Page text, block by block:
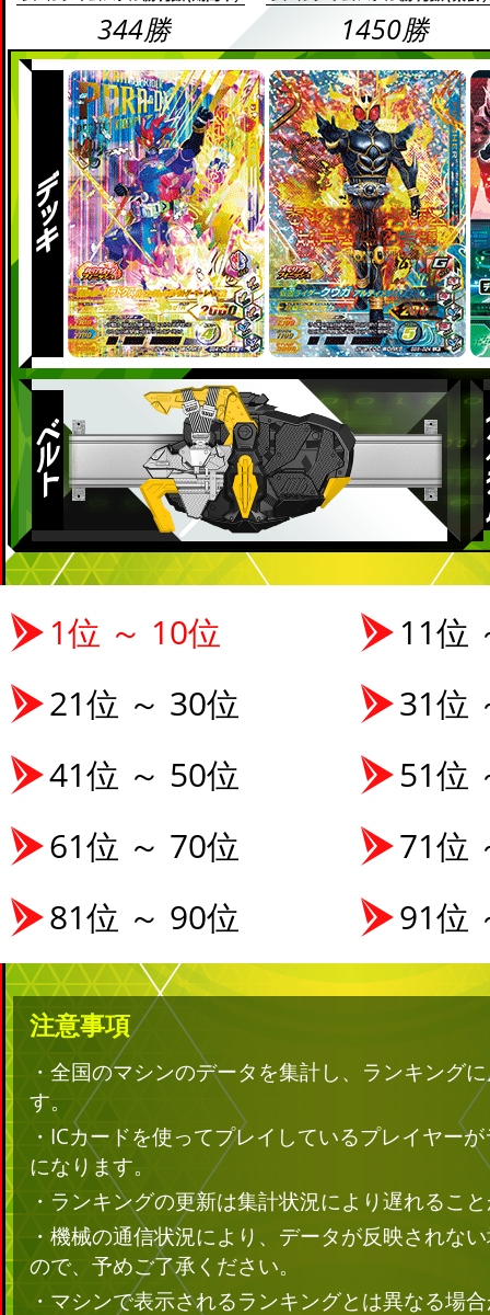
344勝 1450勝
1位 ～ 10位
11位
21位 ～ 30位
31位
41位 ～ 50位
51位
61位 ～ 70位
71位
81位 ～ 90位
91位
注意事項
・全国のマシンのデータを集計し、ランキング
す。
・ICカードを使ってプレイしているプレイヤー
になります。
・ランキングの更新は集計状況により遅れるこ
・機械の通信状況により、データが反映されな
ので、予めご了承ください。
・マシンで表示されるランキングとは異なる場